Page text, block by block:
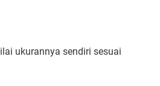
ukurannya sendiri sesuai